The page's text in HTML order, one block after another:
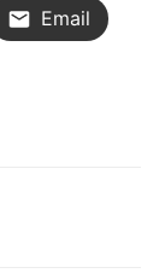
Email